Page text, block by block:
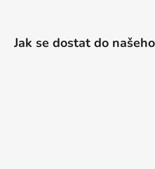
Jak se dostat do